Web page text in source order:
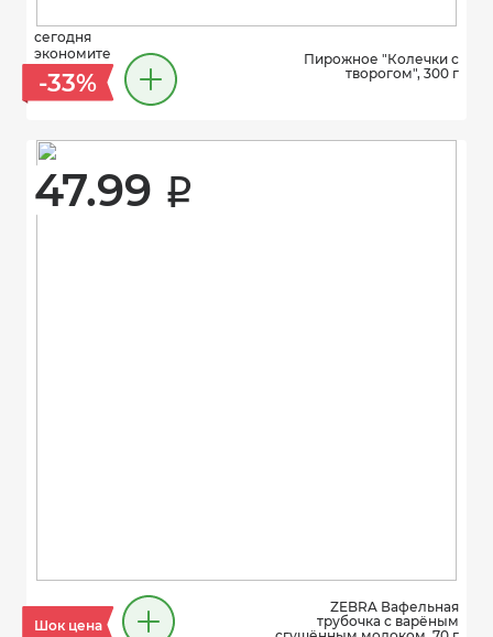
сегодня
экономите
-33%
Пирожное "Колечки с
творогом", 300 г
47.99 i
Шок цена
ZEBRA Вафельная
трубочка с варёным